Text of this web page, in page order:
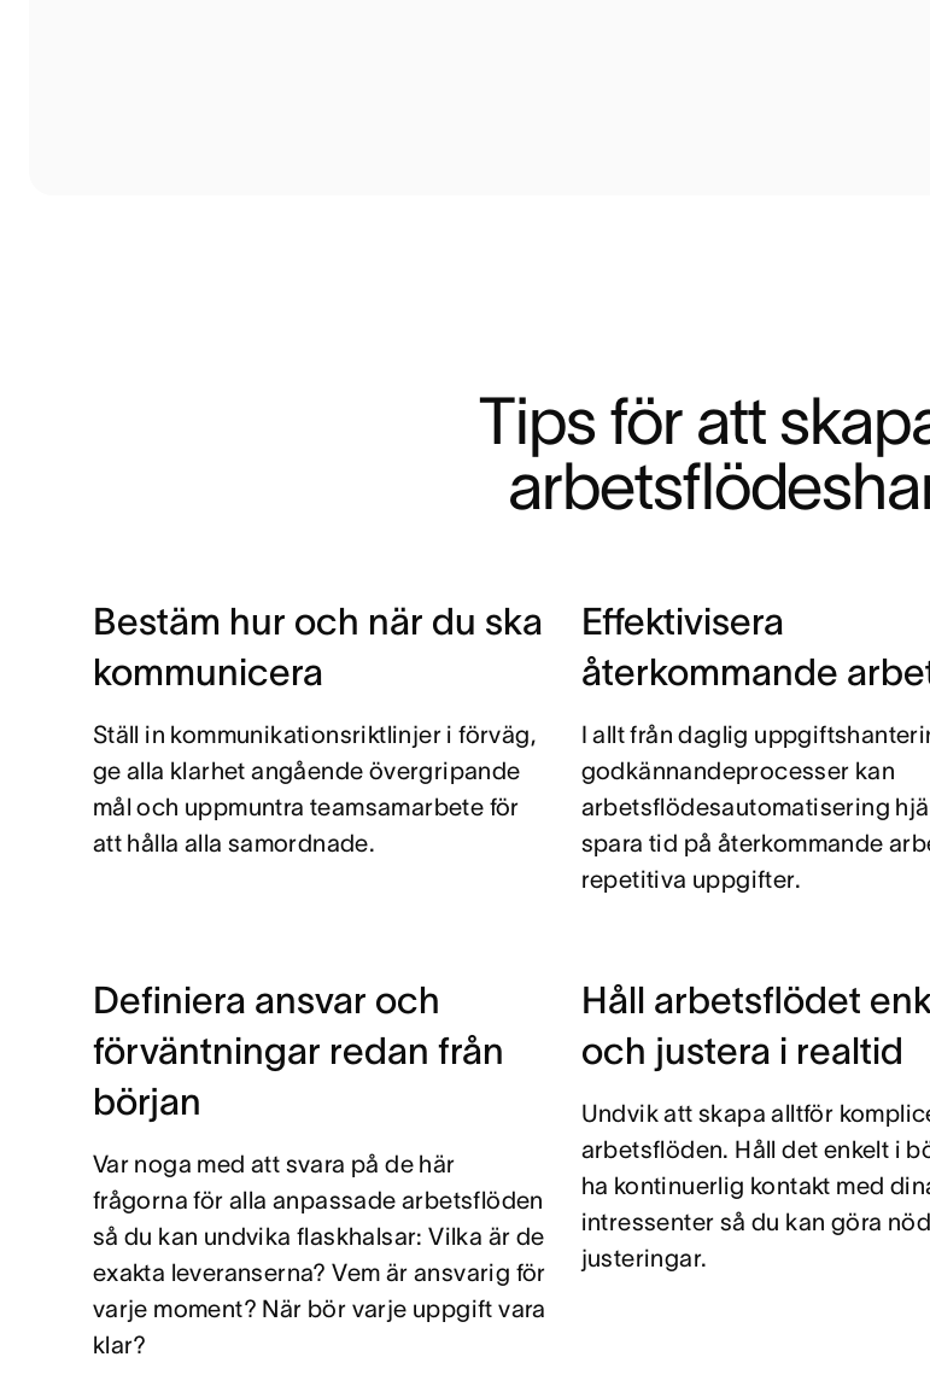
Tips för att
Bestäm hur och när du ska
kommunicera
Ställ in kommunikationsriktlinjer i förväg,
ge alla klarhet angående övergripande
mål och uppmuntra teamsamarbete för
att hålla alla samordnade.
Effektivisera
återkommande
I allt från daglig
godkännandeprocesser kan
arbetsflödesautomatisering
spara tid på återkommande
repetitiva uppgifter.
Definiera ansvar och
förväntningar redan från
början
Var noga med att svara på de här
frågorna för alla anpassade arbetsflöden
så du kan undvika flaskhalsar: Vilka är de
exakta leveranserna? Vem är ansvarig för
varje moment? När bör varje uppgift vara
klar?
Håll arbetsflödet
och justera i realtid
Undvik att skapa alltför
arbetsflöden. Håll det enkelt i
ha kontinuerlig kontakt med
intressenter så du kan göra
justeringar.